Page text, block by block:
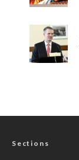
Sections